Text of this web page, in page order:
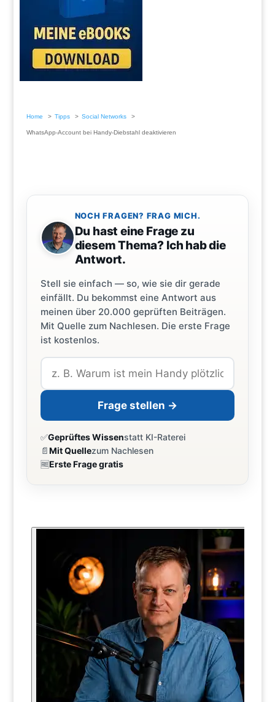
Home Tipps Social Networks
WhatsApp-Account bei Handy-Diebstahl deaktivieren
NOCH FRAGEN? FRAG MICH.
Du hast eine Frage zu
diesem Thema? Ich hab die
Antwort.
Stell sie einfach — so, wie sie dir gerade
einfällt. Du bekommst eine Antwort aus
meinen über 20.000 geprüften Beiträgen.
Mit Quelle zum Nachlesen. Die erste Frage
ist kostenlos.
Frage stellen →
✅Geprüftes Wissenstatt KI-Raterei
📄Mit Quellezum Nachlesen
🆓Erste Frage gratis